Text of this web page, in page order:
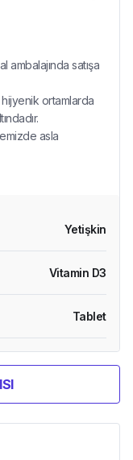
satışa
hijyenik ortamlarda
asla
Yetişkin
Vitamin D3
Tablet